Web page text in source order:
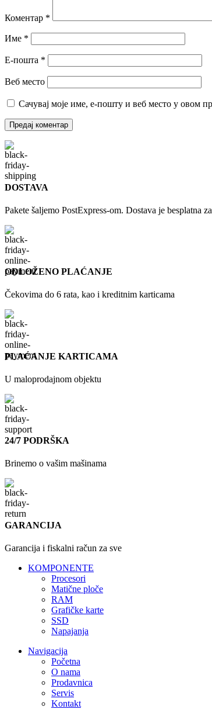
Коментар *
Име *
Е-пошта *
Веб место
Сачувај моје име, е-пошту и веб место у овом
DOSTAVA
Pakete šaljemo PostExpress-om. Dostava je besplatna
ODLOŽENO PLAĆANJE
Čekovima do 6 rata, kao i kreditnim karticama
PLAĆANJE KARTICAMA
U maloprodajnom objektu
24/7 PODRŠKA
Brinemo o vašim mašinama
GARANCIJA
Garancija i fiskalni račun za sve
KOMPONENTE
Procesori
Matične ploče
RAM
Grafičke karte
SSD
Napajanja
Navigacija
Početna
O nama
Prodavnica
Servis
Kontakt